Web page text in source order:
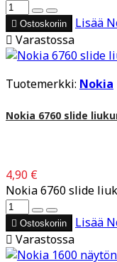
 Ostoskoriin Lisää
 Varastossa
Tuotemerkki: Nokia
Nokia 6760 slide
4,90 €
Nokia 6760 slide
 Ostoskoriin Lisää
 Varastossa